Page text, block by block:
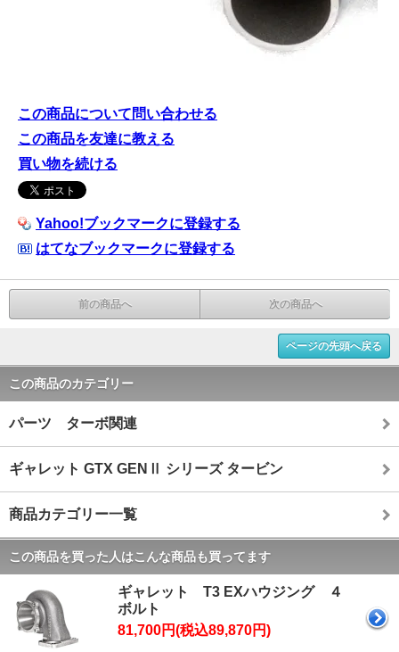
この商品について問い合わせる
この商品を友達に教える
買い物を続ける
Yahoo!ブックマークに登録する
はてなブックマークに登録する
前の商品へ 次の商品へ
ページの先頭へ戻る
この商品のカテゴリー
パーツ ターボ関連
ギャレット GTX GENⅡ シリーズ タービン
商品カテゴリー一覧
この商品を買った人はこんな商品も買ってます
ギャレット T3 EXハウジング ４
ボルト
81,700円(税込89,870円)